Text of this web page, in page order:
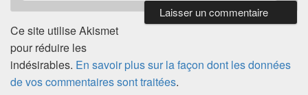
Ce site utilise Akismet
pour réduire les
indésirables. En savoir plus sur la façon dont les données
de vos commentaires sont traitées.